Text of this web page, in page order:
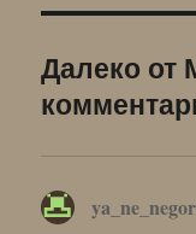
Далеко от